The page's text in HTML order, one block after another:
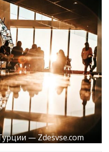
— Zdesvse.com